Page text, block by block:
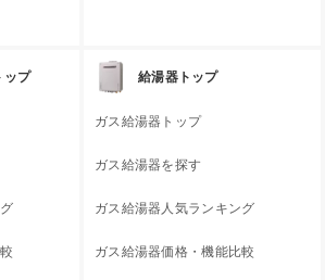
ップ 給湯器トップ
ガス給湯器トップ
ガス給湯器を探す
ガス給湯器人気ランキング
ガス給湯器価格・機能比較